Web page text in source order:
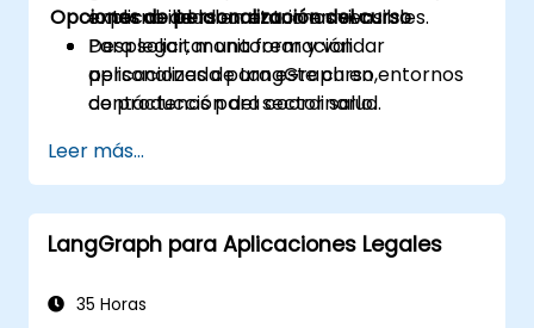
explicabilidad en entornos sensibles.
Desplegar, monitorear y validar
aplicaciones de LangGraph en entornos
de producción del sector salud.
entorno de laboratorio en vivo.
Opciones de personalización del curso
Para solicitar una formación
personalizada para este curso,
contáctenos para coordinarlo.
Leer más...
LangGraph para Aplicaciones Legales
35 Horas